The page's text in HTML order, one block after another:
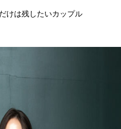
けは残したいカップル